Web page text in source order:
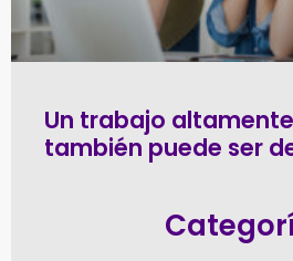
Un trabajo
también puede ser